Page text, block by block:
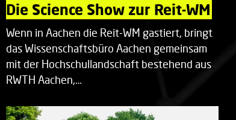
Die Science Show zur Reit-WM
Wenn in Aachen die Reit-WM gastiert, bringt
das Wissenschaftsbüro Aachen gemeinsam
mit der Hochschullandschaft bestehend aus
RWTH Aachen,…